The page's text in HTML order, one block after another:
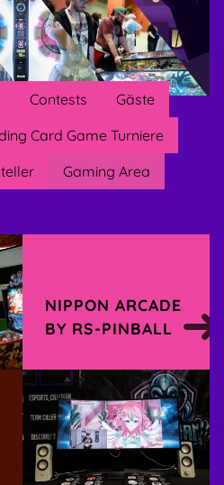
Contests
Gäste
Card Game Turniere
Gaming Area
NIPPON ARCADE
BY RS-PINBALL